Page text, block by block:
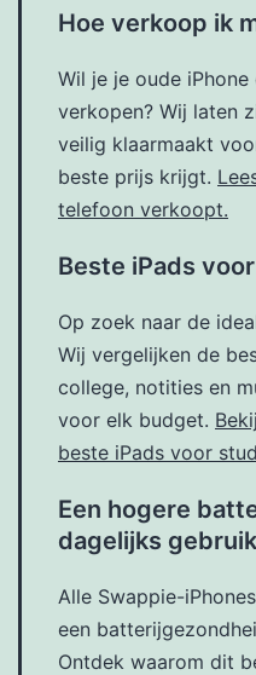
Hoe verkoop ik
Wil je je oude
verkopen? Wij laten
veilig klaarmaakt
beste prijs krijgt.
telefoon verkoopt.
Beste iPads
Op zoek naar de
Wij vergelijken de
college, notities en
voor elk budget.
beste iPads voor
Een hogere
dagelijks gebruik
Alle Swappie-
een
Ontdek waarom dit